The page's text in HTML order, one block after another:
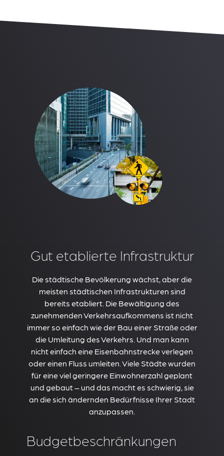
Gut etablierte Infrastruktur
Die städtische Bevölkerung wächst, aber die
meisten städtischen Infrastrukturen sind
bereits etabliert. Die Bewältigung des
zunehmenden Verkehrsaufkommens ist nicht
immer so einfach wie der Bau einer Straße oder
die Umleitung des Verkehrs. Und man kann
nicht einfach eine Eisenbahnstrecke verlegen
oder einen Fluss umleiten. Viele Städte wurden
für eine viel geringere Einwohnerzahl geplant
und gebaut – und das macht es schwierig, sie
an die sich ändernden Bedürfnisse Ihrer Stadt
anzupassen.
Budgetbeschränkungen